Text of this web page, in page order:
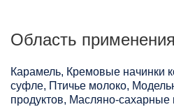
Область применения
Карамель, Кремовые начинки
суфле, Птичье молоко,
продуктов, Масляно-сахарные